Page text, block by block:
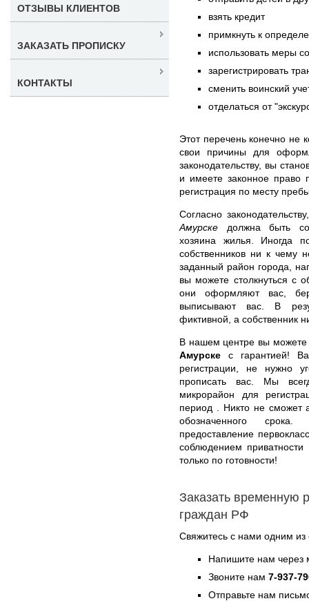
взять кредит
примкнуть к
использовать меры
зарегистрировать
сменить воинский
отделаться от
Этот перечень конечно не
свои причины для
законодательству, вы
и имеете законное право
регистрация по месту
Согласно
Амурске должна быть
хозяина жилья. Иногда
собственников ни к чему
заданный район города,
вы можете столкнуться с
они оформляют вас,
выписывают вас. В
фиктивной, а собственник
В нашем центре вы
Амурске с гарантией!
регистрации, не нужно
прописать вас. Мы
микрорайон для
период . Никто не сможет
обозначенного
предоставление
соблюдением
только по готовности!
Заказать временную
граждан РФ
Свяжитесь с нами одним
Напишите нам через
Звоните нам 7-937-
Отправьте нам
ОТЗЫВЫ КЛИЕНТОВ
ЗАКАЗАТЬ ПРОПИСКУ
КОНТАКТЫ